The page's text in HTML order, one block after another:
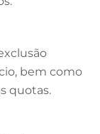
bem como
quotas.